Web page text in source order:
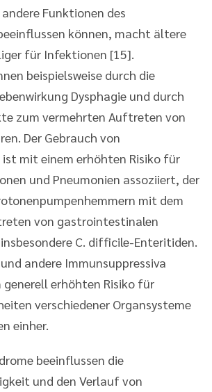
Funktionen des
können, macht ältere
für Infektionen [15].
beispielsweise durch die
Dysphagie und durch
zum vermehrten Auftreten von
Der Gebrauch von
mit einem erhöhten Risiko für
und Pneumonien assoziiert, der
mit dem
von gastrointestinalen
C. difficile-Enteritiden.
andere Immunsuppressiva
generell erhöhten Risiko für
verschiedener Organsysteme
einher.
beeinflussen die
und den Verlauf von